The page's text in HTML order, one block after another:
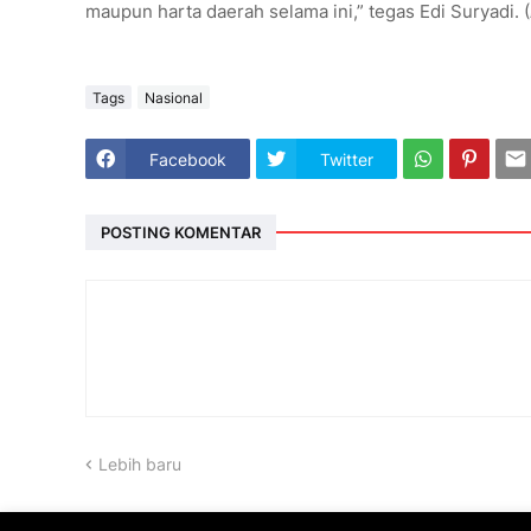
maupun harta daerah selama ini,” tegas Edi Suryadi.
Tags Nasional
Facebook Twitter
POSTING KOMENTAR
Lebih baru